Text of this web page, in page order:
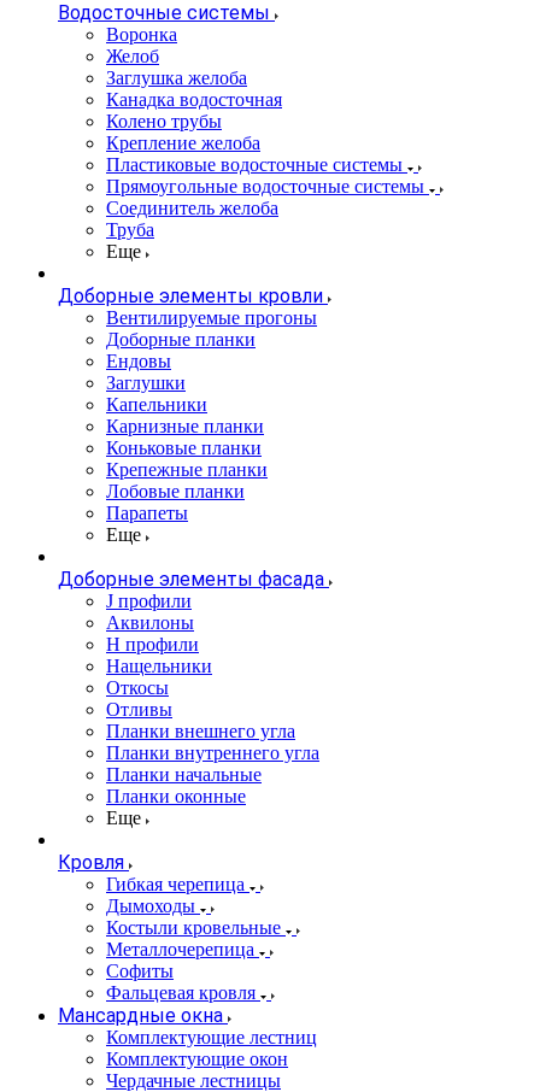
Водосточные системы
Воронка
Желоб
Заглушка желоба
Канадка водосточная
Колено трубы
Крепление желоба
Пластиковые водосточные системы
Прямоугольные водосточные системы
Соединитель желоба
Труба
Еще
Доборные элементы кровли
Вентилируемые прогоны
Доборные планки
Ендовы
Заглушки
Капельники
Карнизные планки
Коньковые планки
Крепежные планки
Лобовые планки
Парапеты
Еще
Доборные элементы фасада
J профили
Аквилоны
Н профили
Нащельники
Откосы
Отливы
Планки внешнего угла
Планки внутреннего угла
Планки начальные
Планки оконные
Еще
Кровля
Гибкая черепица
Дымоходы
Костыли кровельные
Металлочерепица
Софиты
Фальцевая кровля
Мансардные окна
Комплектующие лестниц
Комплектующие окон
Чердачные лестницы